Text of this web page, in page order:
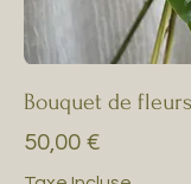
Bouquet de
Prix
50,00 €